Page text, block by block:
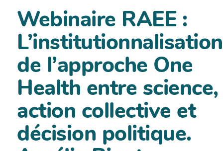
Webinaire RAEE :
L’institutionnalisation
de l’approche One
Health entre science,
action collective et
décision politique.